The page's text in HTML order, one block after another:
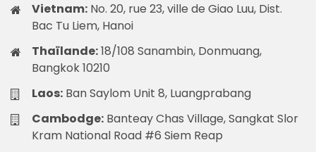
Vietnam: No. 20, rue 23, ville de Giao Luu, Dist.
Bac Tu Liem, Hanoi
Thaïlande:18/108 Sanambin, Donmuang,
Bangkok 10210
Laos: Ban Saylom Unit 8, Luangprabang
Cambodge: Banteay Chas Village, Sangkat Slor
Kram National Road #6 Siem Reap